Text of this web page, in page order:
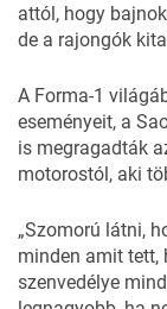
attól, hogy
de a rajongók
A Forma-1
eseményeit, a
is megragadták
motorostól, aki
„Szomorú látni,
minden amit tett,
szenvedélye